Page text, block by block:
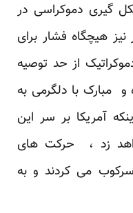
28 مرداد شکل گیری دموکراسی در
هیچگاه فشار برای
از حد توصیه
مبارک با دلگرمی به
آمریکا بر سر این
زد ، حرکت های
می کردند و به